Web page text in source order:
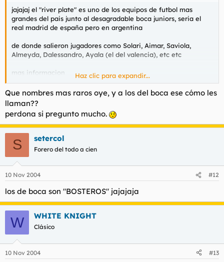
jajajaj el "river plate" es uno de los equipos de futbol mas
grandes del pais junto al desagradable boca juniors, seria el
real madrid de españa pero en argentina
de donde salieron jugadores como Solari, Aimar, Saviola,
Almeyda, Dalessandro, Ayala (el del valencia), etc etc
mas informacion
www.riverplate.com :pla
Haz clic para expandir...
Que nombres mas raros oye, y a los del boca ese cómo les
llaman??
perdona si pregunto mucho.
S setercol
Forero del todo a cien
10 Nov 2004 #12
los de boca son "BOSTEROS" jajajaja
W WHITE KNIGHT
Clásico
10 Nov 2004 #13